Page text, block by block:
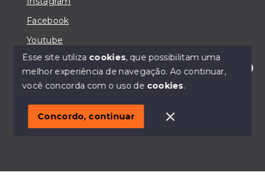
Olá! Estou disponível para te ajudar.
Facebook
Youtube
© Copyright 2026 - IMOBILIÁRIA CASA MAIORI -
SITE PARA IMOBILIARIA
Esse site utiliza cookies, que possibilitam uma
melhor experiência de navegação.Ao continuar,
você concorda com o uso de cookies.
Concordo, continuar